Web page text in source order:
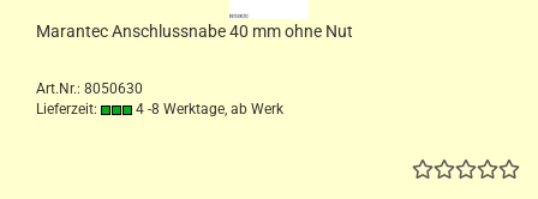
Marantec Anschlussnabe 40 mm ohne Nut
Art.Nr.: 8050630
Lieferzeit:
4 -8 Werktage, ab Werk